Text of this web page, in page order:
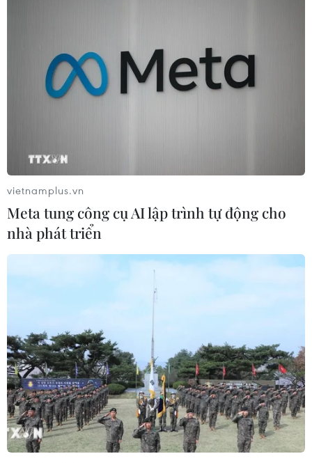
Indonesia: Sóng thần ập vào bất ngờ, hàng
trăm người thương vong
Ít nhất 20 người đã thiệt mạng, 165 người khác bị
thương khi sóng thần ập vào các bờ biển xung quanh
Eo biển Sunda trong tối 22/12.
vietnamplus.vn
Meta tung công cụ AI lập trình tự động cho
nhà phát triển